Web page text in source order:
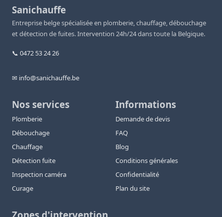
Sanichauffe
Entreprise belge spécialisée en plomberie, chauffage, débouchage
et détection de fuites. Intervention 24h/24 dans toute la Belgique.
📞 0472 53 24 26
✉ info@sanichauffe.be
Nos services
Plomberie
Débouchage
Chauffage
Détection fuite
Inspection caméra
Curage
Informations
Demande de devis
FAQ
Blog
Conditions générales
Confidentialité
Plan du site